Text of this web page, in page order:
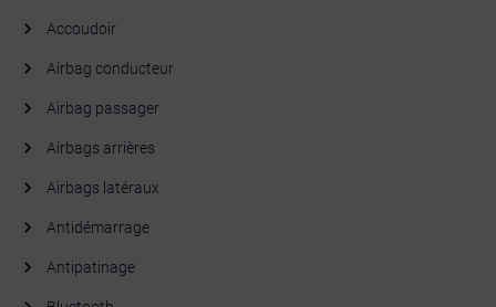
Accoudoir
Airbag conducteur
Airbag passager
Airbags arrières
Airbags latéraux
Antidémarrage
Antipatinage